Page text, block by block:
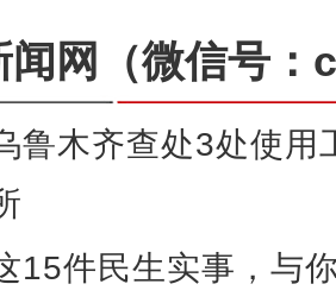
网 （微信号
鲁木齐查处3处使用
15件民生实事，与